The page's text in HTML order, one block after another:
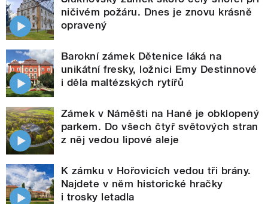
ničivém požáru. Dnes je znovu krásně
opravený
Barokní zámek Dětenice láká na
unikátní fresky, ložnici Emy Destinnové
i děla maltézských rytířů
Zámek v Náměšti na Hané je obklopený
parkem. Do všech čtyř světových stran
z něj vedou lipové aleje
K zámku v Hořovicích vedou tři brány.
Najdete v něm historické hračky
i trosky letadla